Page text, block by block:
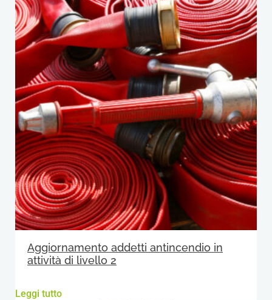
Aggiornamento addetti antincendio in
attività di livello 2
Leggi tutto